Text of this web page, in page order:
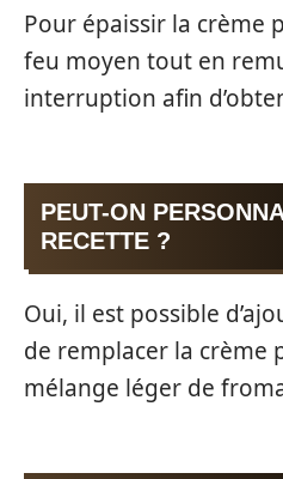
Pour épaissir la crème
feu moyen tout en
interruption afin
PEUT-ON
RECETTE ?
Oui, il est possible
de remplacer la crème
mélange léger de